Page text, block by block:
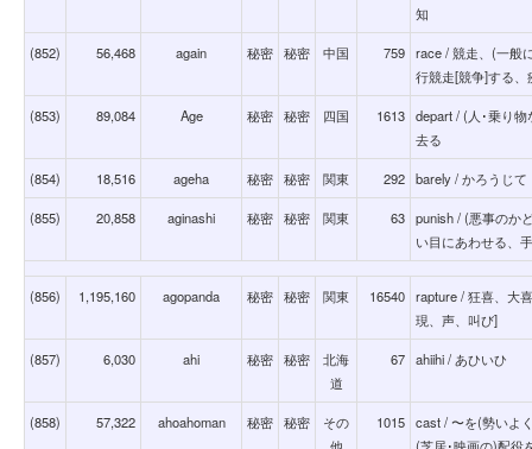
知
(852) 56,468 again 秘密 秘密 中国 759 race / 競走、(一般
行競走[競争]する、
(853) 89,084 Age 秘密 秘密 四国 1613 depart / (人･乗り
去る
(854) 18,516 ageha 秘密 秘密 関東 292 barely / かろうじて
(855) 20,858 aginashi 秘密 秘密 関東 63 punish / (悪事のか
い目にあわせる、
(856) 1,195,160 agopanda 秘密 秘密 関東 16540 rapture / 狂喜、大
現、声、叫び]
(857) 6,030 ahi 秘密 秘密
北海
道
67 ahiihi / あひいひ
(858) 57,322 ahoahoman 秘密 秘密
その
他
1015 cast / 〜を(勢いよ
(芝居･映画の)配役